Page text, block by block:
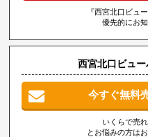
『西宮北口ビュ
優先的にお
西宮北口ビュ
今すぐ無料
いくらで売
とお悩みの方は